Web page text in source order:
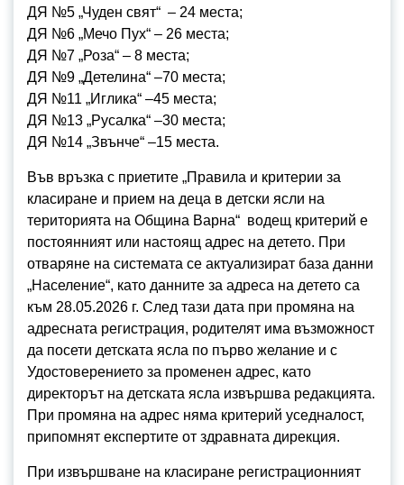
ДЯ №5 „Чуден свят“ – 24 места;
ДЯ №6 „Мечо Пух“ – 26 места;
ДЯ №7 „Роза“ – 8 места;
ДЯ №9 „Детелина“ –70 места;
ДЯ №11 „Иглика“ –45 места;
ДЯ №13 „Русалка“ –30 места;
ДЯ №14 „Звънче“ –15 места.
Във връзка с приетите „Правила и критерии за
класиране и прием на деца в детски ясли на
територията на Община Варна“ водещ критерий е
постоянният или настоящ адрес на детето. При
отваряне на системата се актуализират база данни
„Население“, като данните за адреса на детето са
към 28.05.2026 г. След тази дата при промяна на
адресната регистрация, родителят има възможност
да посети детската ясла по първо желание и с
Удостоверението за променен адрес, като
директорът на детската ясла извършва редакцията.
При промяна на адрес няма критерий уседналост,
припомнят експертите от здравната дирекция.
При извършване на класиране регистрационният